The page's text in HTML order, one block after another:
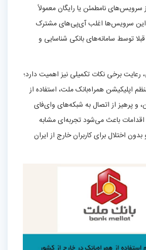
نامطمئن یا رایگان معمولاً
سرویس‌ها اغلب آی‌پی‌های مشترک
سامانه‌های بانکی شناسایی و
برخی نکات تکمیلی نیز اهمیت دارد؛
اپلیکیشن همراه‌بانک ملت، استفاده از
از اتصال به شبکه‌های وای‌فای
باعث می‌شود تجربه‌ای مشابه
اختلال برای کاربران خارج از ایران